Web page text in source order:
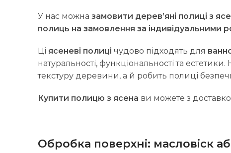
У нас можна замовити дерев’яні полиці з
полиць на замовлення за індивідуальними
Ці ясеневі полиці чудово підходять для
натуральності, функціональності та
текстуру деревини, а й робить полиці
Купити полицю з ясена ви можете з
Обробка поверхні: масловіск